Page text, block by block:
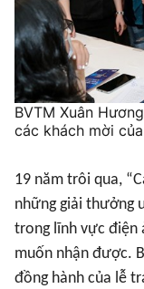
BVTM Xuân
các khách mời
19 năm trôi qua,
những giải thưởng
trong lĩnh vực điện
muốn nhận được.
đồng hành của lễ